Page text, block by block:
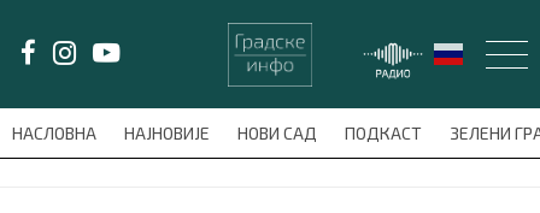
НАСЛОВНА НАЈНОВИЈЕ НОВИ САД ПОДКАСТ ЗЕЛЕНИ
meni'); $this_item = current( wp_filter_object_list(
LAT/ЋИР